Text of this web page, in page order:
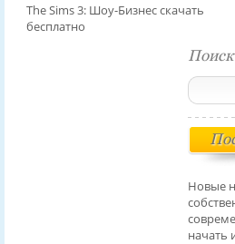
The Sims 3: Шоу-Бизнес скачать
бесплатно
Поиск
Новые
начать